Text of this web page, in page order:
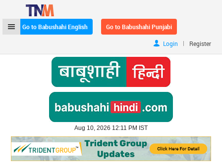
Go to Babushahi English Go to Babushahi Punjabi
Login | Register
Aug 10, 2026 12:11 PM IST